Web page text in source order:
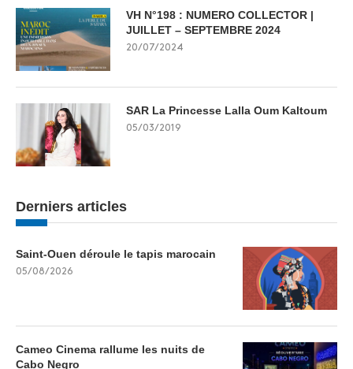
VH N°198 : NUMERO COLLECTOR |
JUILLET – SEPTEMBRE 2024
20/07/2024
SAR La Princesse Lalla Oum Kaltoum
05/03/2019
Derniers articles
Saint-Ouen déroule le tapis marocain
05/08/2026
Cameo Cinema rallume les nuits de
Cabo Negro